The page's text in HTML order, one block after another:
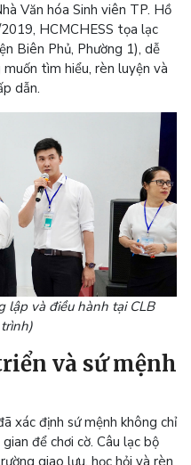
Văn hóa Sinh viên TP. Hồ
HCMCHESS tọa lạc
Biên Phủ, Phường 1), dễ
tìm hiểu, rèn luyện và
dẫn.
lập và điều hành tại CLB
và sứ mệnh
xác định sứ mệnh không chỉ
để chơi cờ. Câu lạc bộ
giao lưu, học hỏi và rèn